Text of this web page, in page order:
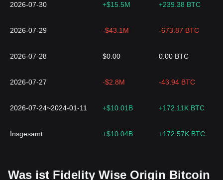
2026-07-30 +$15.5M +239.38 BTC
2026-07-29 -$43.1M -673.87 BTC
2026-07-28 $0.00 0.00 BTC
2026-07-27 -$2.8M -43.94 BTC
2026-07-24~2024-01-11 +$10.01B +172.11K BTC
Insgesamt +$10.04B +172.57K BTC
Was ist Fidelity Wise Origin Bitcoin